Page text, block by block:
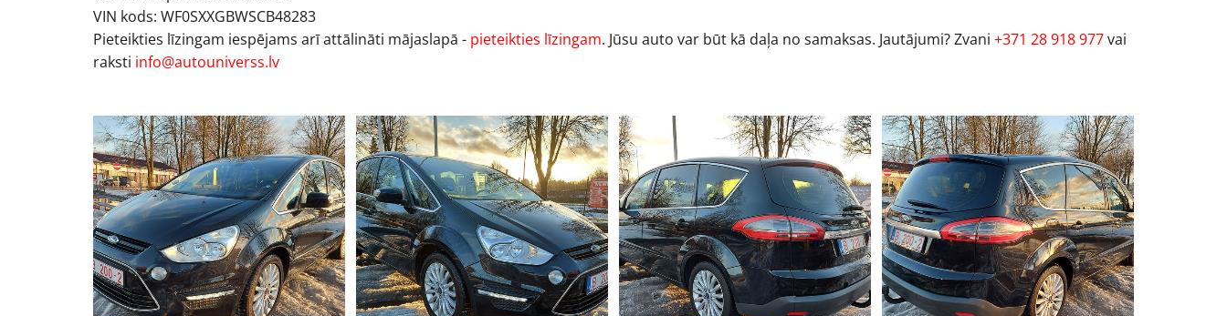
VIN kods: WF0SXXGBWSCB48283
Pieteikties līzingam iespējams arī attālināti mājaslapā - pieteikties līzingam. Jūsu auto var būt kā daļa no samaksas. Jautājumi? Zvani +371 28 918 977vai
raksti info@autouniverss.lv